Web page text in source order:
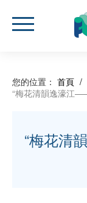
您的位置： 首頁 /
“梅花清韻逸濠江
“梅花清